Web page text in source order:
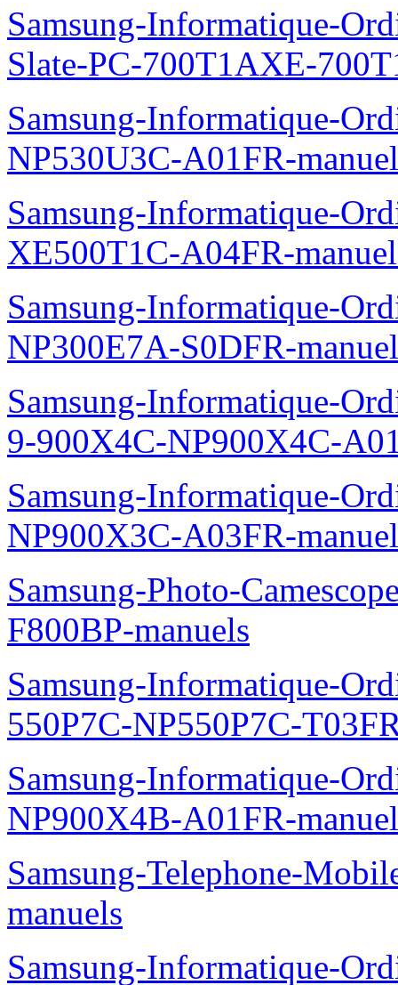
Samsung-Informatique-
Slate-PC-700T1AXE-
Samsung-Informatique-
NP530U3C-A01FR-
Samsung-Informatique-
XE500T1C-A04FR-
Samsung-Informatique-
NP300E7A-S0DFR-
Samsung-Informatique-
9-900X4C-NP900X4C-
Samsung-Informatique-
NP900X3C-A03FR-
Samsung-Photo-
F800BP-manuels
Samsung-Informatique-
550P7C-NP550P7C-
Samsung-Informatique-
NP900X4B-A01FR-
Samsung-Telephone-
manuels
Samsung-Informatique-